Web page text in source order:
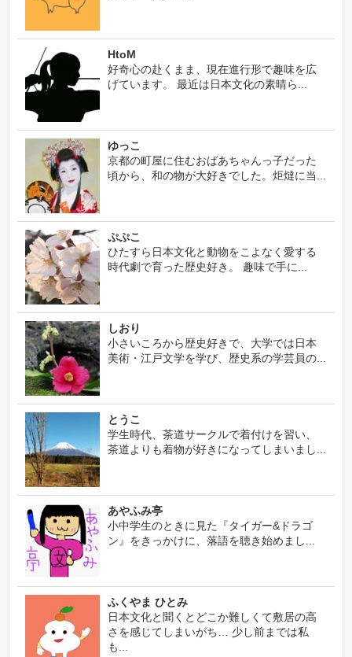
HtoM
好奇心の赴くまま、現在進行形で趣味を広
げています。 最近は日本文化の素晴ら...
ゆっこ
京都の町屋に住むおばあちゃんっ子だった
頃から、和の物が大好きでした。炬燵に当...
ぷぷこ
ひたすら日本文化と動物をこよなく愛する
時代劇で育った歴史好き。 趣味で手に...
しおり
小さいころから歴史好きで、大学では日本
美術・江戸文学を学び、歴史系の学芸員の...
とうこ
学生時代、茶道サークルで着付けを習い、
茶道よりも着物が好きになってしまいまし...
あやふみ亭
小中学生のときに見た『タイガー&ドラゴ
ン』をきっかけに、落語を聴き始めまし...
ふくやま ひとみ
日本文化と聞くとどこか難しくて敷居の高
さを感じてしまいがち… 少し前までは私
も...